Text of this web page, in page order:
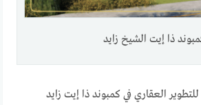
ذا إيت الشيخ زايد
العقاري في كمبوند ذا إيت زايد